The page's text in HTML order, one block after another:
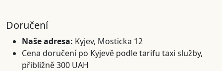
Doručení
Naše adresa: Kyjev, Mosticka 12
Cena doručení po Kyjevě podle tarifu taxi služby,
přibližně 300 UAH